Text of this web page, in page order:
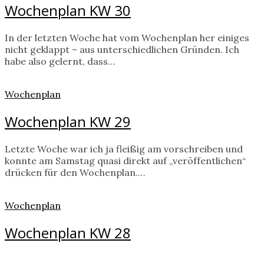
Wochenplan KW 30
In der letzten Woche hat vom Wochenplan her einiges
nicht geklappt – aus unterschiedlichen Gründen. Ich
habe also gelernt, dass…
Wochenplan
Wochenplan KW 29
Letzte Woche war ich ja fleißig am vorschreiben und
konnte am Samstag quasi direkt auf „veröffentlichen“
drücken für den Wochenplan.…
Wochenplan
Wochenplan KW 28